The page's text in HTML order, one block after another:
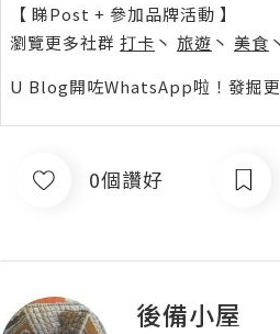
【 睇Post + 參加品牌活動 】
瀏覽更多社群 打卡 丶 旅遊 丶 美食 丶
U Blog開咗WhatsApp啦！發掘更
0個讚好
後備小屋